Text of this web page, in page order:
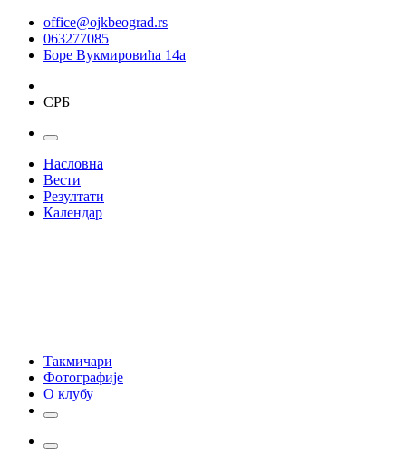
office@ojkbeograd.rs
063277085
Боре Вукмировића 14а
СРБ
Насловна
Вести
Резултати
Календар
Такмичари
Фотографије
О клубу